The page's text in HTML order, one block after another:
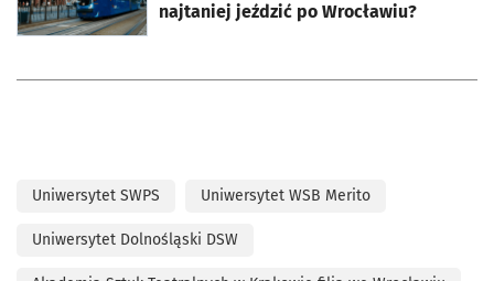
najtaniej jeździć po Wrocławiu?
Uniwersytet SWPS Uniwersytet WSB Merito
Uniwersytet Dolnośląski DSW